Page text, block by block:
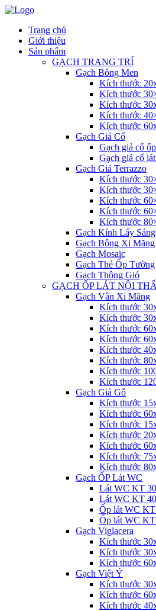
Trang chủ
Giới thiệu
Sản phẩm
GẠCH TRANG TRÍ
Gạch Bông Men
Kích thước
Kích thước
Kích thước
Kích thước
Kích thước
Gạch Giả Cổ
Gạch giả cổ
Gạch giả cổ
Gạch Giả Terrazzo
Kích thước
Kích thước
Kích thước
Kích thước
Kích thước
Gạch Kính Lấy Sáng
Gạch Bông Xi Măng
Gạch Mosaic
Gạch Thẻ Ốp Tường
Gạch Thông Gió
GẠCH ỐP LÁT NỘI
Gạch Vân Xi Măng
Kích thước
Kích thước
Kích thước
Kích thước
Kích thước
Kích thước
Kích thước
Kích thước
Gạch Giả Gỗ
Kích thước
Kích thước
Kích thước
Kích thước
Kích thước
Kích thước
Kích thước
Gạch ỐP Lát WC
Lát WC KT
Lát WC KT
Ốp lát WC
Ốp lát WC
Gạch Viglacera
Kích thước
Kích thước
Kích thước
Gạch Việt Ý
Kích thước
Kích thước
Kích thước